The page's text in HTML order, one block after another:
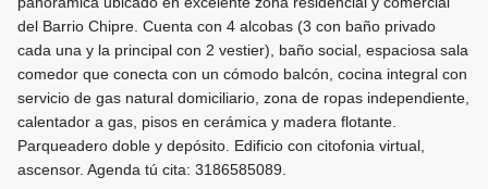
del Barrio Chipre. Cuenta con 4 alcobas (3 con baño privado
cada una y la principal con 2 vestier), baño social, espaciosa sala
comedor que conecta con un cómodo balcón, cocina integral con
servicio de gas natural domiciliario, zona de ropas independiente,
calentador a gas, pisos en cerámica y madera flotante.
Parqueadero doble y depósito. Edificio con citofonia virtual,
ascensor. Agenda tú cita: 3186585089.